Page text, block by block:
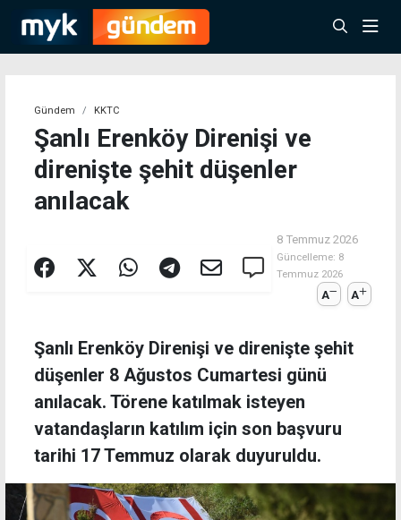
Gündem KKTC
Şanlı Erenköy Direnişi ve
direnişte şehit düşenler
anılacak
8 Temmuz 2026
Güncelleme: 8
Temmuz 2026
A A
Şanlı Erenköy Direnişi ve direnişte şehit
düşenler 8 Ağustos Cumartesi günü
anılacak. Törene katılmak isteyen
vatandaşların katılım için son başvuru
tarihi 17 Temmuz olarak duyuruldu.